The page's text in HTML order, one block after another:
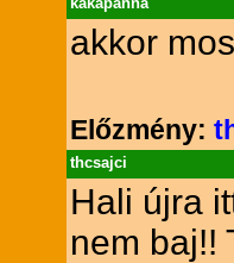
akkor
Előzmény:
thcsajci
Hali újra
nem baj!!